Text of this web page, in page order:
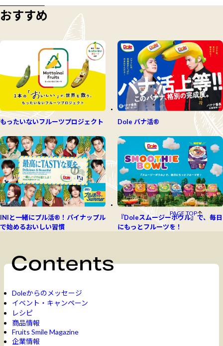
おすすめ
もったいないフルーツプロジェクト Dole バナ活®
INIと一緒にプル活®！パイナップル
で始めるおいしい習慣
『Doleスムージーボウル』で、毎日
にもっとフルーツを！
PAGE TOP
Doleからのメッセージ
イベント・キャンペーン
レシピ
商品情報
Fruits Smile Magazine
企業情報